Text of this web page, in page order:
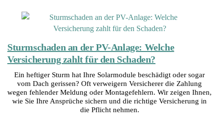
Sturmschaden an der PV-Anlage: Welche
Versicherung zahlt für den Schaden?
Ein heftiger Sturm hat Ihre Solarmodule beschädigt oder sogar
vom Dach gerissen? Oft verweigern Versicherer die Zahlung
wegen fehlender Meldung oder Montagefehlern. Wir zeigen Ihnen,
wie Sie Ihre Ansprüche sichern und die richtige Versicherung in
die Pflicht nehmen.